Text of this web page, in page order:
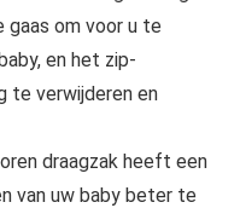
om voor u te
en het zip-
te verwijderen en
draagzak heeft een
van uw baby beter te